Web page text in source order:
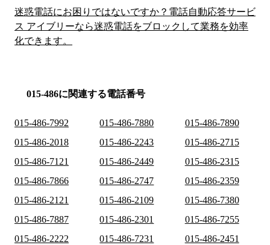
迷惑電話にお困りではないですか？電話自動応答サービ
ス アイブリーなら迷惑電話をブロックして業務を効率
化できます。
015-486に関連する電話番号
015-486-7992 015-486-7880
015-486-7890
015-486-2018
015-486-2243
015-486-2715
015-486-7121
015-486-2449
015-486-2315
015-486-7866
015-486-2747
015-486-2359
015-486-2121
015-486-2109
015-486-7380
015-486-7887
015-486-2301
015-486-7255
015-486-2222
015-486-7231
015-486-2451